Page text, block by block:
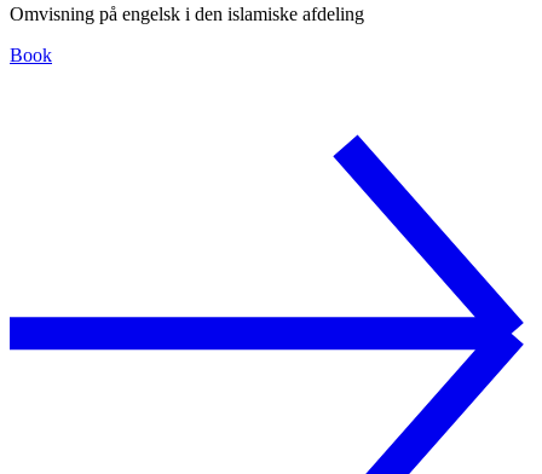
Omvisning på engelsk i den islamiske afdeling
Book